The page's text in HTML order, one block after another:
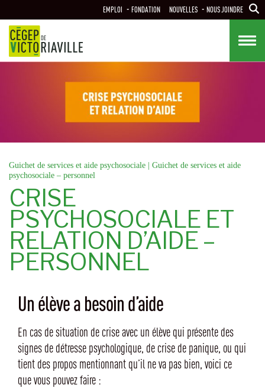
au
contenu
principal
EMPLOI FONDATION NOUVELLES NOUS JOINDRE
Guichet de services et aide psychosociale
Guichet de services et aide
psychosociale – personnel
CRISE
PSYCHOSOCIALE ET
RELATION D’AIDE –
PERSONNEL
Un élève a besoin d’aide
En cas de situation de crise avec un élève qui présente des
signes de détresse psychologique, de crise de panique, ou qui
tient des propos mentionnant qu’il ne va pas bien, voici ce
que vous pouvez faire :